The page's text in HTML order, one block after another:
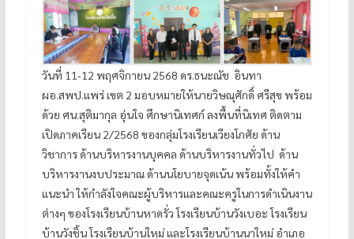
วันที่ 11-12 พฤศจิกายน 2568 ดร.ธนะณัช อินทา
ผอ.สพป.แพร่ เขต 2 มอบหมายให้นายวิษณุศักดิ์ ศรีสุข พร้อม
ด้วย ศน.สุติมากุล อุ่นใจ ศึกษานิเทศก์ ลงพื้นที่นิเทศ ติดตาม
เปิดภาคเรียน 2/2568 ของกลุ่มโรงเรียนเวียงโกศัย ด้าน
วิชาการ ด้านบริหารงานบุคคล ด้านบริหารงานทั่วไป ด้าน
บริหารงานงบประมาณ ด้านนโยบายจุดเน้น พร้อมทั้งให้คำ
แนะนำ ให้กำลังใจคณะผู้บริหารและคณะครูในการดำเนินงาน
ต่างๆ ของโรงเรียนบ้านหาดรั่ว โรงเรียนบ้านวังเบอะ โรงเรียน
บ้านวังชิ้น โรงเรียนบ้านใหม่ และโรงเรียนบ้านนาใหม่ อำเภอ